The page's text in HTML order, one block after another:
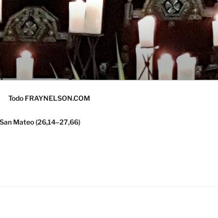
Todo FRAYNELSON.COM
Mateo (26,14–27,66)